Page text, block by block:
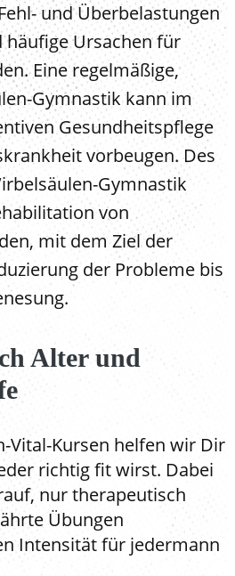
und Überbelastungen
häufige Ursachen für
Eine regelmäßige,
Gymnastik kann im
Gesundheitspflege
vorbeugen. Des
Gymnastik
von
mit dem Ziel der
der Probleme bis
Alter und
Vital-Kursen helfen wir Dir
richtig fit wirst. Dabei
nur therapeutisch
Übungen
Intensität für jedermann